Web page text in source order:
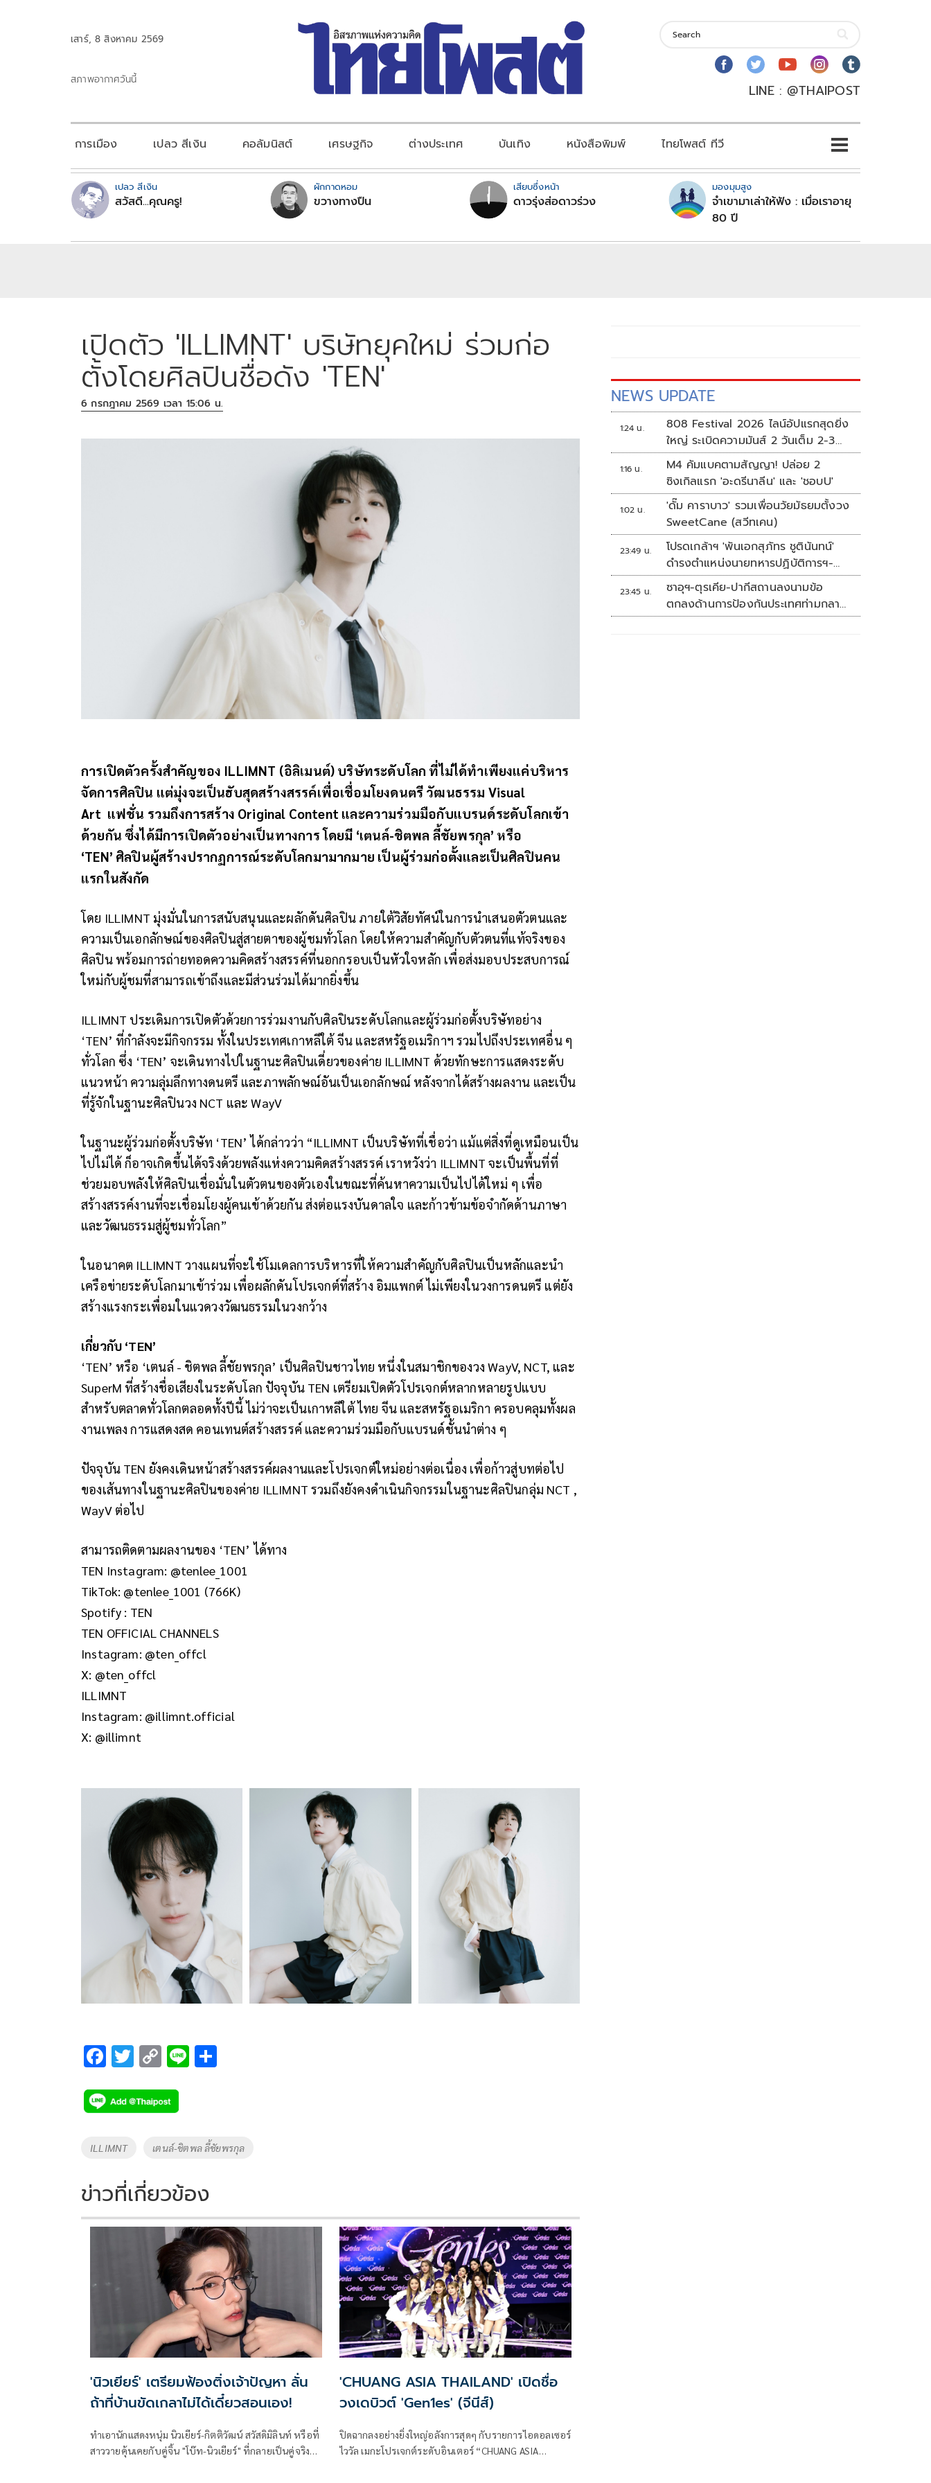
เสาร์, 8 สิงหาคม 2569
สภาพอากาศวันนี้
LINE : @THAIPOST
การเมือง เปลว สีเงิน คอลัมนิสต์ เศรษฐกิจ ต่างประเทศ บันเทิง หนังสือพิมพ์ ไทยโพสต์ ทีวี
เปลว สีเงิน
สวัสดี...คุณครู!
ผักกาดหอม
ขวางทางปืน
เสียบซึ่งหน้า
ดาวรุ่งส่อดาวร่วง
มองมุมสูง
จำเขามาเล่าให้ฟัง : เมื่อเราอายุ
80 ปี
เปิดตัว 'ILLIMNT' บริษัทยุคใหม่ ร่วมก่อ
ตั้งโดยศิลปินชื่อดัง 'TEN'
6 กรกฎาคม 2569 เวลา 15:06 น.
การเปิดตัวครั้งสำคัญของ ILLIMNT (อิลิเมนต์) บริษัทระดับโลก ที่ไม่ได้ทำเพียงแค่บริหาร
จัดการศิลปิน แต่มุ่งจะเป็นฮับสุดสร้างสรรค์เพื่อเชื่อมโยงดนตรี วัฒนธรรม Visual
Art แฟชั่น รวมถึงการสร้าง Original Content และความร่วมมือกับแบรนด์ระดับโลกเข้า
ด้วยกัน ซึ่งได้มีการเปิดตัวอย่างเป็นทางการ โดยมี ‘เตนล์-ชิตพล ลี้ชัยพรกุล’ หรือ
‘TEN’ ศิลปินผู้สร้างปรากฏการณ์ระดับโลกมามากมาย เป็นผู้ร่วมก่อตั้งและเป็นศิลปินคน
แรกในสังกัด
โดย ILLIMNT มุ่งมั่นในการสนับสนุนและผลักดันศิลปิน ภายใต้วิสัยทัศน์ในการนำเสนอตัวตนและ
ความเป็นเอกลักษณ์ของศิลปินสู่สายตาของผู้ชมทั่วโลก โดยให้ความสำคัญกับตัวตนที่แท้จริงของ
ศิลปิน พร้อมการถ่ายทอดความคิดสร้างสรรค์ที่นอกกรอบเป็นหัวใจหลัก เพื่อส่งมอบประสบการณ์
ใหม่กับผู้ชมที่สามารถเข้าถึงและมีส่วนร่วมได้มากยิ่งขึ้น
ILLIMNT ประเดิมการเปิดตัวด้วยการร่วมงานกับศิลปินระดับโลกและผู้ร่วมก่อตั้งบริษัทอย่าง
‘TEN’ ที่กำลังจะมีกิจกรรม ทั้งในประเทศเกาหลีใต้ จีน และสหรัฐอเมริกาฯ รวมไปถึงประเทศอื่น ๆ
ทั่วโลก ซึ่ง ‘TEN’ จะเดินทางไปในฐานะศิลปินเดี่ยวของค่าย ILLIMNT ด้วยทักษะการแสดงระดับ
แนวหน้า ความลุ่มลึกทางดนตรี และภาพลักษณ์อันเป็นเอกลักษณ์ หลังจากได้สร้างผลงาน และเป็น
ที่รู้จักในฐานะศิลปินวง NCT และ WayV
ในฐานะผู้ร่วมก่อตั้งบริษัท ‘TEN’ ได้กล่าวว่า “ILLIMNT เป็นบริษัทที่เชื่อว่า แม้แต่สิ่งที่ดูเหมือนเป็น
ไปไม่ได้ ก็อาจเกิดขึ้นได้จริงด้วยพลังแห่งความคิดสร้างสรรค์ เราหวังว่า ILLIMNT จะเป็นพื้นที่ที่
ช่วยมอบพลังให้ศิลปินเชื่อมั่นในตัวตนของตัวเองในขณะที่ค้นหาความเป็นไปได้ใหม่ ๆ เพื่อ
สร้างสรรค์งานที่จะเชื่อมโยงผู้คนเข้าด้วยกัน ส่งต่อแรงบันดาลใจ และก้าวข้ามข้อจำกัดด้านภาษา
และวัฒนธรรมสู่ผู้ชมทั่วโลก”
ในอนาคต ILLIMNT วางแผนที่จะใช้โมเดลการบริหารที่ให้ความสำคัญกับศิลปินเป็นหลักและนำ
เครือข่ายระดับโลกมาเข้าร่วม เพื่อผลักดันโปรเจกต์ที่สร้าง อิมแพกต์ ไม่เพียงในวงการดนตรี แต่ยัง
สร้างแรงกระเพื่อมในแวดวงวัฒนธรรมในวงกว้าง
เกี่ยวกับ ‘TEN’
‘TEN’ หรือ ‘เตนล์ - ชิตพล ลี้ชัยพรกุล’ เป็นศิลปินชาวไทย หนึ่งในสมาชิกของวง WayV, NCT, และ
SuperM ที่สร้างชื่อเสียงในระดับโลก ปัจจุบัน TEN เตรียมเปิดตัวโปรเจกต์หลากหลายรูปแบบ
สำหรับตลาดทั่วโลกตลอดทั้งปีนี้ ไม่ว่าจะเป็นเกาหลีใต้ ไทย จีน และสหรัฐอเมริกา ครอบคลุมทั้งผล
งานเพลง การแสดงสด คอนเทนต์สร้างสรรค์ และความร่วมมือกับแบรนด์ชั้นนำต่าง ๆ
ปัจจุบัน TEN ยังคงเดินหน้าสร้างสรรค์ผลงานและโปรเจกต์ใหม่อย่างต่อเนื่อง เพื่อก้าวสู่บทต่อไป
ของเส้นทางในฐานะศิลปินของค่าย ILLIMNTรวมถึงยังคงดำเนินกิจกรรมในฐานะศิลปินกลุ่ม NCT ,
WayV ต่อไป
สามารถติดตามผลงานของ ‘TEN’ ได้ทาง
TEN Instagram: @tenlee_1001
TikTok: @tenlee_1001 (766K)
Spotify : TEN
TEN OFFICIAL CHANNELS
Instagram: @ten_offcl
X: @ten_offcl
ILLIMNT
Instagram: @illimnt.official
X: @illimnt
F
e
b
o
k
T
tt
er
C
p
y
Li
k
Li
Tags
ILLIMNT เตนล์-ชิตพล ลี้ชัยพรกุล
ข่าวที่เกี่ยวข้อง
'นิวเยียร์' เตรียมฟ้องติ่งเจ้าปัญหา ลั่น
ถ้าที่บ้านขัดเกลาไม่ได้เดี๋ยวสอนเอง!
ทำเอานักแสดงหนุ่ม นิวเยียร์-กิตติวัฒน์ สวัสดิมิลินท์ หรือที่
สาววายคุ้นเคยกับคู่จิ้น "โบ๊ท-นิวเยียร์" ที่กลายเป็นคู่จริง
'CHUANG ASIA THAILAND' เปิดชื่อ
วงเดบิวต์ 'Gen1es' (จีนีส์)
ปิดฉากลงอย่างยิ่งใหญ่อลังการสุดๆ กับรายการไอดอลเซอร์
ไววัล เมกะโปรเจกต์ระดับอินเตอร์ “CHUANG ASIA
NEWS UPDATE
1:24 น.
808 Festival 2026 ไลน์อัปแรกสุดยิ่ง
ใหญ่ ระเบิดความมันส์ 2 วันเต็ม 2-3
ต.ค.นี้
1:16 น.
M4 คัมแบคตามสัญญา! ปล่อย 2
ซิงเกิลแรก 'อะดรีนาลีน' และ 'ชอบU'
1:02 น.
'ดั๊ม คาราบาว' รวมเพื่อนวัยมัธยมตั้งวง
SweetCane (สวีทเคน)
23:49 น.
โปรดเกล้าฯ 'พันเอกสุภัทร ชูตินันทน์'
ดำรงตำแหน่งนายทหารปฏิบัติการฯ-
พระราชทานยศ 'พลตรี'
23:45 น.
ซาอุฯ-ตุรเคีย-ปากีสถานลงนามข้อ
ตกลงด้านการป้องกันประเทศท่ามกลาง
สงครามในภูมิภาค